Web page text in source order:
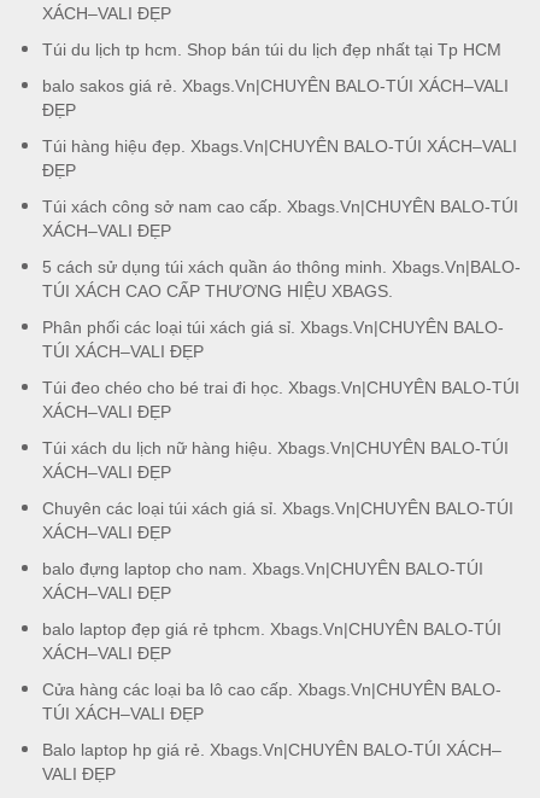
XÁCH–VALI ĐẸP
Túi du lịch tp hcm. Shop bán túi du lịch đẹp nhất tại Tp HCM
balo sakos giá rẻ. Xbags.Vn|CHUYÊN BALO-TÚI XÁCH–VALI
ĐẸP
Túi hàng hiệu đẹp. Xbags.Vn|CHUYÊN BALO-TÚI XÁCH–VALI
ĐẸP
Túi xách công sở nam cao cấp. Xbags.Vn|CHUYÊN BALO-TÚI
XÁCH–VALI ĐẸP
5 cách sử dụng túi xách quần áo thông minh. Xbags.Vn|BALO-
TÚI XÁCH CAO CẤP THƯƠNG HIỆU XBAGS.
Phân phối các loại túi xách giá sỉ. Xbags.Vn|CHUYÊN BALO-
TÚI XÁCH–VALI ĐẸP
Túi đeo chéo cho bé trai đi học. Xbags.Vn|CHUYÊN BALO-TÚI
XÁCH–VALI ĐẸP
Túi xách du lịch nữ hàng hiệu. Xbags.Vn|CHUYÊN BALO-TÚI
XÁCH–VALI ĐẸP
Chuyên các loại túi xách giá sỉ. Xbags.Vn|CHUYÊN BALO-TÚI
XÁCH–VALI ĐẸP
balo đựng laptop cho nam. Xbags.Vn|CHUYÊN BALO-TÚI
XÁCH–VALI ĐẸP
balo laptop đẹp giá rẻ tphcm. Xbags.Vn|CHUYÊN BALO-TÚI
XÁCH–VALI ĐẸP
Cửa hàng các loại ba lô cao cấp. Xbags.Vn|CHUYÊN BALO-
TÚI XÁCH–VALI ĐẸP
Balo laptop hp giá rẻ. Xbags.Vn|CHUYÊN BALO-TÚI XÁCH–
VALI ĐẸP